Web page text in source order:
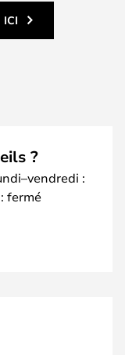
ICI
?
:
fermé